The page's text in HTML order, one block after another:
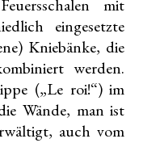
mit
eingesetzte
Kniebänke, die
werden.
(„Le roi!“) im
Wände, man ist
auch vom